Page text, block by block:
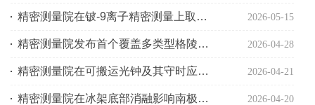
精密测量院在铍-9离子精密测量上取得重要进展 2026-05-15
精密测量院发布首个覆盖多类型格陵兰冰川的高精度边缘线数据集 GrTPD 2026-04-28
精密测量院在可搬运光钟及其守时应用研究中取得重要进展 2026-04-21
精密测量院在冰架底部消融影响南极冰盖预测研究方面取得进展 2026-04-20